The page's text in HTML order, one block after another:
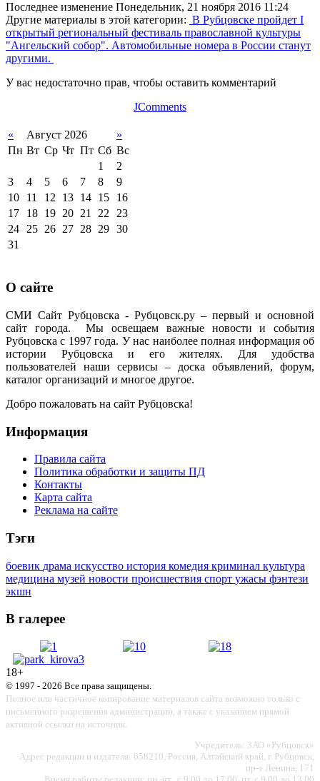
Последнее изменение Понедельник, 21 ноября 2016 11:24
Другие материалы в этой категории: В Рубцовске пройдет I
открытый региональный фестиваль православной культуры
"Ангельский собор". Автомобильные номера в России станут
другими.
У вас недостаточно прав, чтобы оставить комментарий
JComments
« Август 2026
»
Пн Вт Ср Чт Пт Сб Вс
1
2
3
4 5 6 7 8
9
10
11 12 13 14 15
16
17
18 19 20 21 22
23
24
25 26 27 28 29 30
31
О сайте
СМИ Сайт Рубцовска - Рубцовск.ру – первый и основной
сайт города. Мы освещаем важные новости и события
Рубцовска с 1997 года. У нас наиболее полная информация об
истории Рубцовска и его жителях. Для удобства
пользователей наши сервисы – доска объявлений, форум,
каталог организаций и многое другое.
Добро пожаловать на сайт Рубцовска!
Информация
Правила сайта
Политика обработки и защиты ПД
Контакты
Карта сайта
Реклама на сайте
Тэги
боевик драма искусство история комедия криминал культура
медицина музей новости происшествия спорт ужасы фэнтези
экшн
В галерее
18+
© 1997 - 2026 Все права защищены.
Полное или частичное копирование материалов сайта возможно только с
письменного разрешения администрации, а также с указанием прямой
активной ссылки на источник.
Учредитель: ЗАО «Рубцовск»
Адрес редакции и издателя: 658210, Россия, Алтайский край, г. Рубцовск,
пр-т Ленина, 171